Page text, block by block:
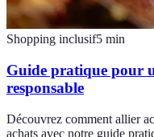
Shopping inclusif5 min
Guide pratique pour
responsable
Découvrez comment allier
achats avec notre guide